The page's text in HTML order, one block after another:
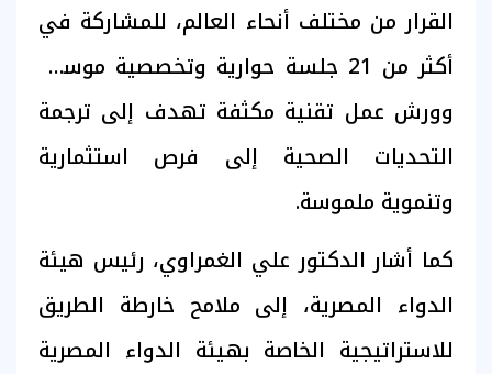
القرار من مختلف أنحاء العالم، للمشاركة في
أكثر من 21 جلسة حوارية وتخصصية موسعة
وورش عمل تقنية مكثفة تهدف إلى ترجمة
التحديات الصحية إلى فرص استثمارية
وتنموية ملموسة.
كما أشار الدكتور علي الغمراوي، رئيس هيئة
الدواء المصرية، إلى ملامح خارطة الطريق
للاستراتيجية الخاصة بهيئة الدواء المصرية